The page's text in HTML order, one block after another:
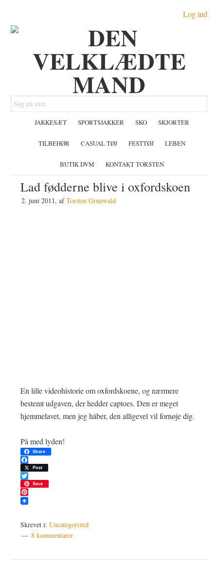
indhold
Log ind
Søg
på
JAKKESÆT SPORTSJAKKER SKO SKJORTER
TILBEHØR CASUAL TØJ FESTTØJ LEBEN
BUTIK DVM KONTAKT TORSTEN
Lad fødderne blive i oxfordskoen
2. juni 2011, afTorsten Grunwald
En lille videohistorie om oxfordskoene, og nærmere
bestemt udgaven, der hedder captoes. Den er meget
hjemmelavet, men jeg håber, den alligevel vil fornøje dig.
På med lyden!
Share
Facebook
Post
Twitter
Save
Pinterest
Skrevet i:Uncategorized
8 kommentarer